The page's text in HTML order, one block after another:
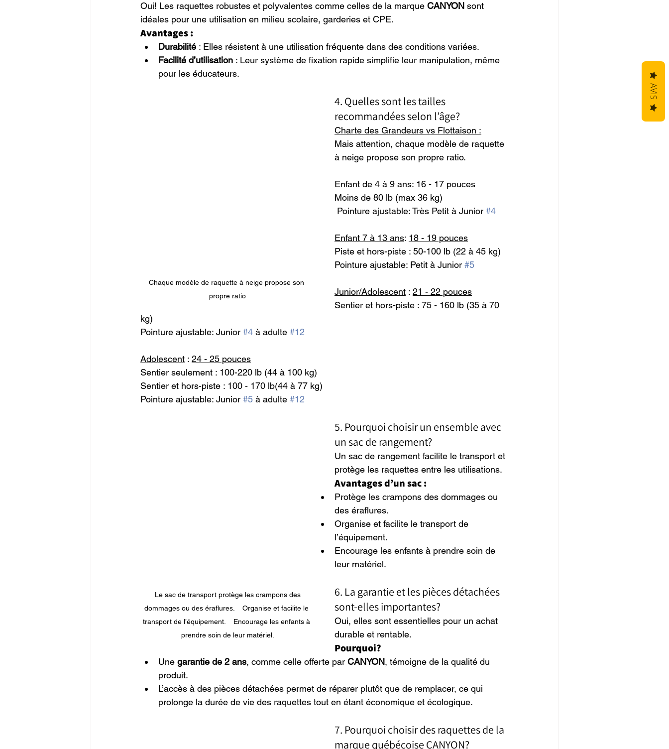
Oui! Les raquettes robustes et polyvalentes comme celles de la marque CANYON sont
idéales pour une utilisation en milieu scolaire, garderies et CPE.
Avantages :
Durabilité : Elles résistent à une utilisation fréquente dans des conditions variées.
Facilité d’utilisation : Leur système de fixation rapide simplifie leur manipulation, même
pour les éducateurs.
Chaque modèle de raquette à neige propose son
propre ratio
4. Quelles sont les tailles
recommandées selon l’âge?
Charte des Grandeurs vs Flottaison :
Mais attention, chaque modèle de raquette
à neige propose son propre ratio.
Enfant de 4 à 9 ans: 16 - 17 pouces
Moins de 80 lb (max 36 kg)
Pointure ajustable: Très Petit à Junior #4
Enfant 7 à 13 ans: 18 - 19 pouces
Piste et hors-piste : 50-100 lb (22 à 45 kg)
Pointure ajustable: Petit à Junior #5
Junior/Adolescent : 21 - 22 pouces
Sentier et hors-piste : 75 - 160 lb (35 à 70
kg)
Pointure ajustable: Junior #4 à adulte #12
Adolescent : 24 - 25 pouces
Sentier seulement : 100-220 lb (44 à 100 kg)
Sentier et hors-piste : 100 - 170 lb(44 à 77 kg)
Pointure ajustable: Junior #5 à adulte #12
dommages ou des éraflures.    Organise et facilite le
transport de l’équipement.    Encourage les enfants à
prendre soin de leur matériel.
5. Pourquoi choisir un ensemble avec
un sac de rangement?
Un sac de rangement facilite le transport et
protège les raquettes entre les utilisations.
Avantages d’un sac :
Protège les crampons des dommages ou
des éraflures.
Organise et facilite le transport de
l’équipement.
Encourage les enfants à prendre soin de
leur matériel.
6. La garantie et les pièces détachées
sont-elles importantes?
Oui, elles sont essentielles pour un achat
durable et rentable.
Pourquoi?
Une garantie de 2 ans, comme celle offerte par CANYON, témoigne de la qualité du
produit.
L’accès à des pièces détachées permet de réparer plutôt que de remplacer, ce qui
prolonge la durée de vie des raquettes tout en étant économique et écologique.
7. Pourquoi choisir des raquettes de la
marque québécoise CANYON?
AVIS